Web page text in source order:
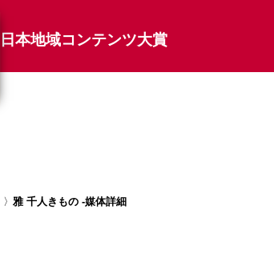
日本地域コンテンツ大賞
雅 千人きもの -媒体詳細